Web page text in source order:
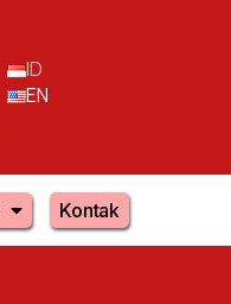
ID
EN
Kontak